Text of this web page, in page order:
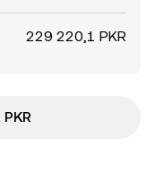
229 220,1 PKR